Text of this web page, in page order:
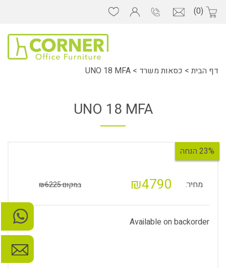
(0)
דף הבית > כסאות משרד >
UNO 18 MFA
UNO 18 MFA
23% הנחה
מחיר: ₪4790 במקום ₪6225
Available on backorder